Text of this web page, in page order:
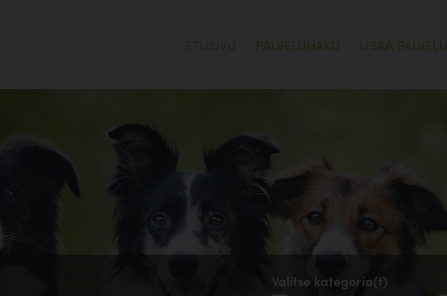
ETUSIVU PALVELUHAKU LISÄÄ PALVELU
Valitse kategoria(t)